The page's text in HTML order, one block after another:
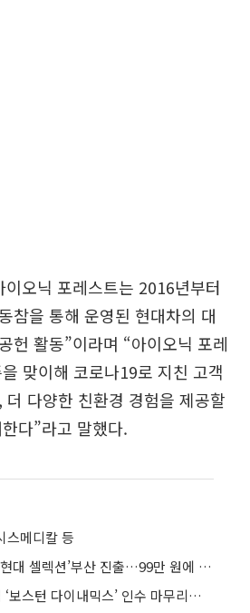
오닉 포레스트는 2016년부터
참을 통해 운영된 현대차의 대
헌 활동”이라며 “아이오닉 포레
맞이해 코로나19로 지친 고객
다양한 친환경 경험을 제공할
다”라고 말했다.
스메디칼 등
현대차, 구독 플랫폼 ‘현대 셀렉션’부산 진출…99만 원에 7개 차종 골라 타
현대차그룹, 로봇기업 ‘보스턴 다이내믹스’ 인수 마무리…"인류 위한 가치 실현할 것“